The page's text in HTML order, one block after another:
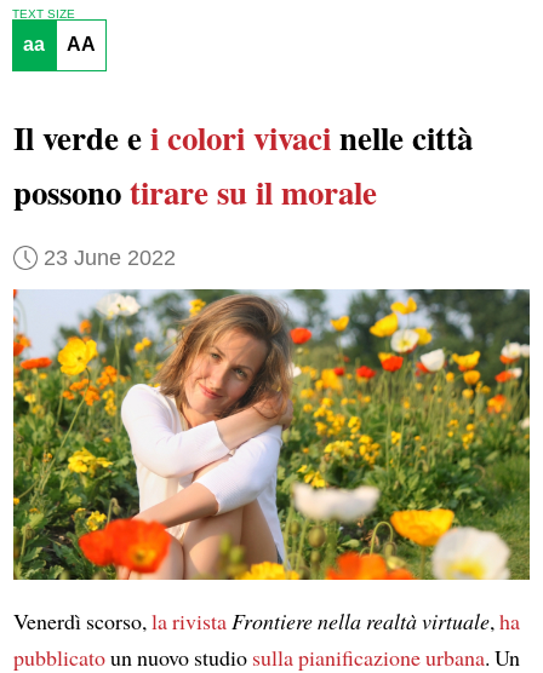
TEXT SIZE
aa AA
Il verde ei colori vivacinelle città
possonotirare su il morale
23 June 2022
Venerdì scorso, la rivista Frontiere nella realtà virtuale, ha
pubblicatoun nuovo studio sulla pianificazione urbana. Un